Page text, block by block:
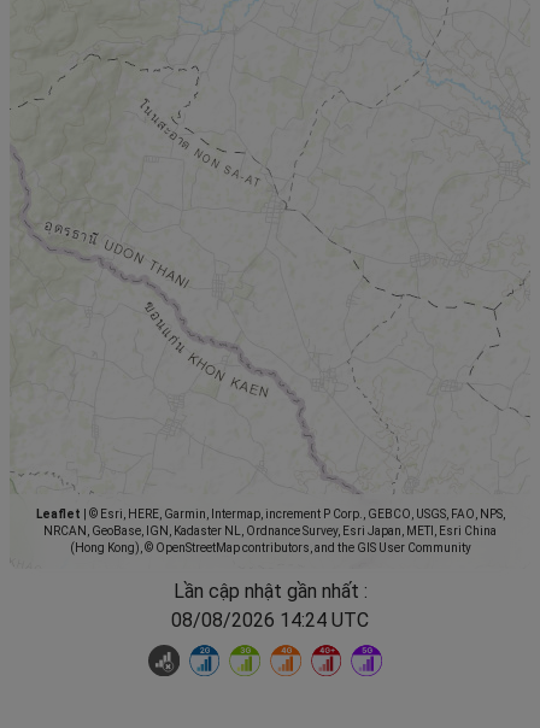
Leaflet
© Esri, HERE, Garmin, Intermap, increment P Corp., GEBCO, USGS, FAO, NPS,
NRCAN, GeoBase, IGN, Kadaster NL, Ordnance Survey, Esri Japan, METI, Esri China
(Hong Kong), © OpenStreetMap contributors, and the GIS User Community
Lần cập nhật gần nhất :
08/08/2026 14:24 UTC